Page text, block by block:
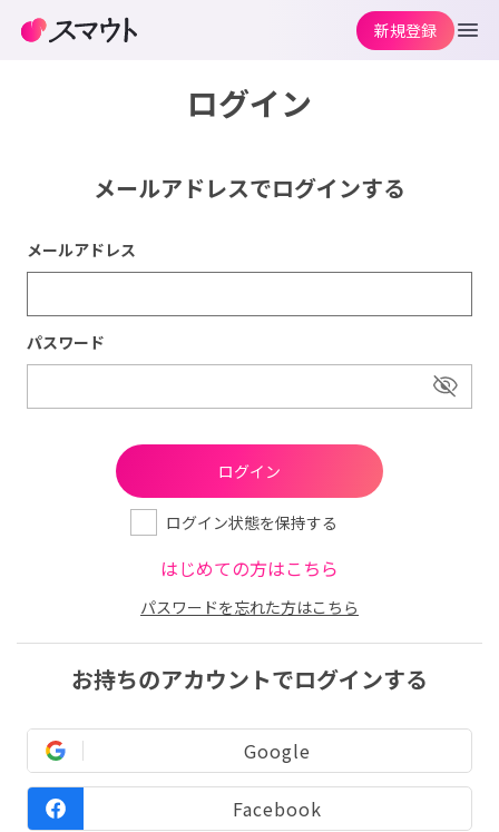
ログイン
メールアドレスでログインする
メールアドレス
パスワード
ログイン状態を保持する
はじめての方はこちら
パスワードを忘れた方はこちら
お持ちのアカウントでログインする
Google
Facebook
新規登録